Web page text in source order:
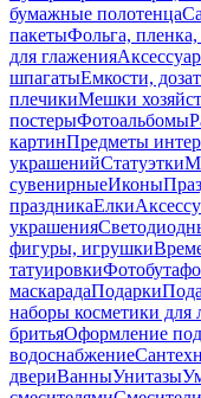
бумажные полотенца
пакетыФольга,
для глажения
шпагатыЕмкости,
плечикиМешки
постерыФотоальбомы
картинПредметы
украшенийСтатуэтки
сувенирныеИконы
праздникаЕлки
украшения
фигуры, игрушки
татуировки
маскарадаПодарки
наборы косметики для
бритьяОформление
водоснабжение
двериВанныУнитазы